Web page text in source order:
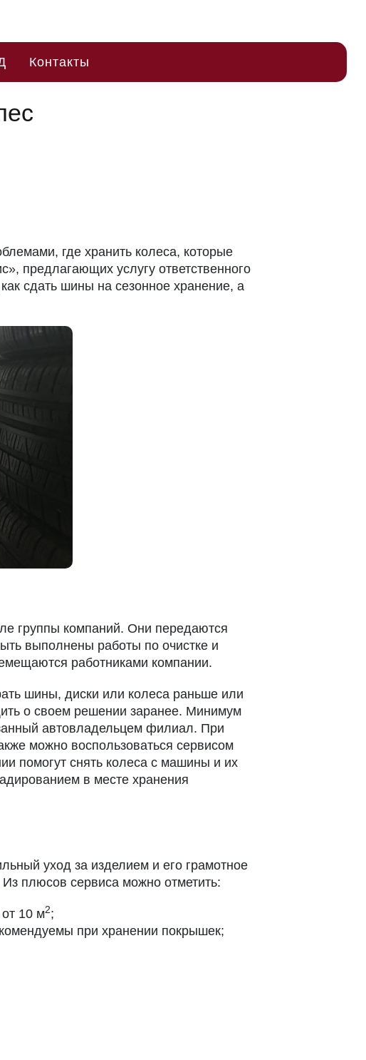
Контакты
где хранить колеса, которые
предлагающих услугу ответственного
сдать шины на сезонное хранение, а
группы компаний. Они передаются
выполнены работы по очистке и
работниками компании.
шины, диски или колеса раньше или
о своем решении заранее. Минимум
автовладельцем филиал. При
можно воспользоваться сервисом
помогут снять колеса с машины и их
в месте хранения
уход за изделием и его грамотное
плюсов сервиса можно отметить:
10 м2;
при хранении покрышек;